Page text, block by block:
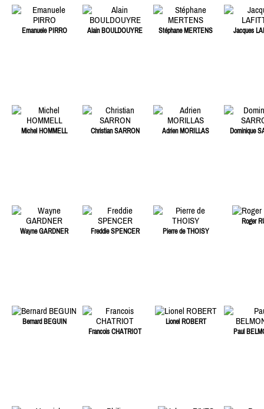
Emanuele PIRRO Alain BOULDOUYRE Stéphane MERTENS Jacques
Michel HOMMELL Christian SARRON Adrien MORILLAS Dominique
Wayne GARDNER Freddie SPENCER Pierre de THOISY
Roger
Bernard BEGUIN
Francois CHATRIOT
Lionel ROBERT
Paul